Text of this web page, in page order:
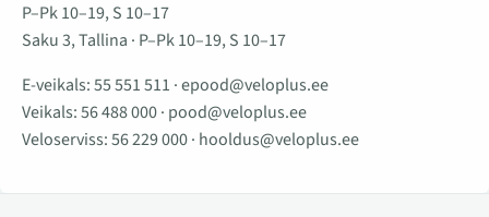
P–Pk 10–19, S 10–17
Saku 3, Tallina · P–Pk 10–19, S 10–17
E-veikals:55 551 511 ·epood@veloplus.ee
Veikals:56 488 000· pood@veloplus.ee
Veloserviss:56 229 000· hooldus@veloplus.ee